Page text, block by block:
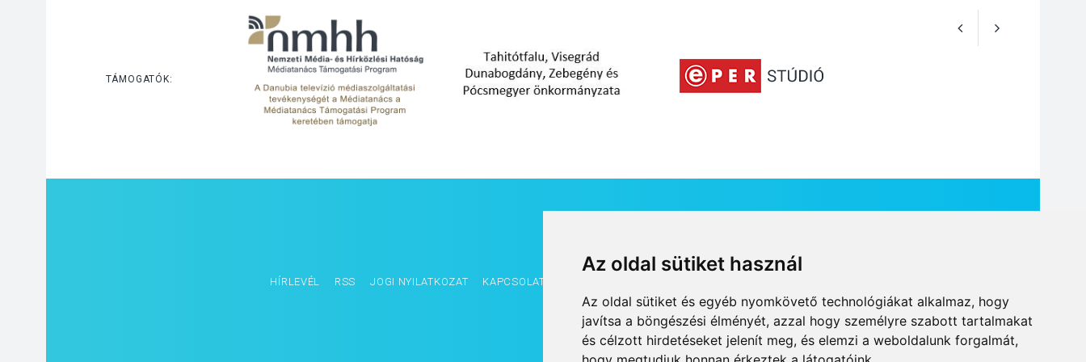
Az oldal sütiket használ
Az oldal sütiket és egyéb nyomkövető technológiákat alkalmaz, hogy
javítsa a böngészési élményét, azzal hogy személyre szabott tartalmakat
és célzott hirdetéseket jelenít meg, és elemzi a weboldalunk forgalmát,
TÁMOGATÓK:
HÍRLEVÉL RSS JOGI NYILATKOZAT KAPCSOLAT